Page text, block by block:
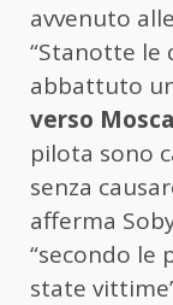
avvenuto
“Stanotte le
abbattuto
verso Mosca
pilota sono
senza
afferma
“secondo le
state